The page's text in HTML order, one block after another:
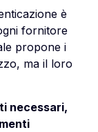
è
fornitore
propone i
ma il loro
necessari,